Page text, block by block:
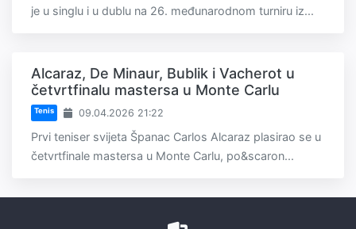
je u singlu i u dublu na 26. međunarodnom turniru iz...
Alcaraz, De Minaur, Bublik i Vacherot u
četvrtfinalu mastersa u Monte Carlu
Tenis 09.04.2026 21:22
Prvi teniser svijeta Španac Carlos Alcaraz plasirao se u
četvrtfinale mastersa u Monte Carlu, po&scaron...